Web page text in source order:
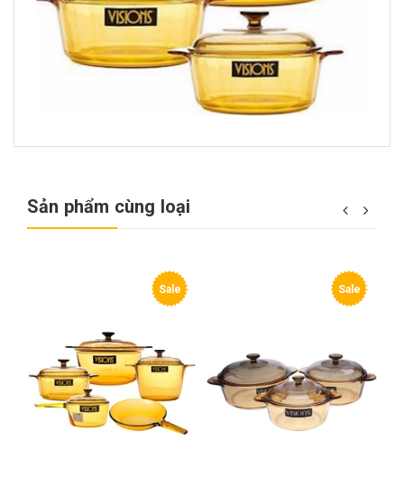
Sản phẩm cùng loại
Sale Sale